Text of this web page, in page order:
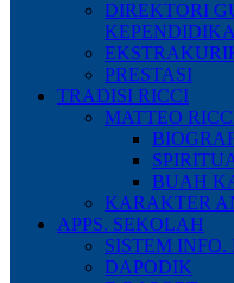
DIREKTORI
PRESTASI
TRADISI RICCI
MATTEO
BUAH
KARAKTER
APPS. SEKOLAH
SISTEM
DAPODIK